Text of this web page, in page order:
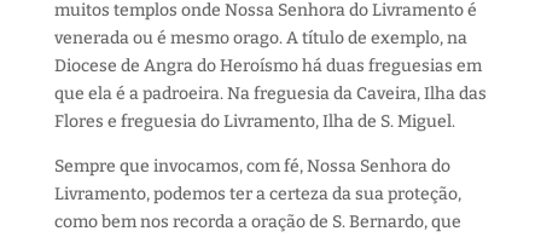
muitos templos onde Nossa Senhora do Livramento é
venerada ou é mesmo orago. A título de exemplo, na
Diocese de Angra do Heroísmo há duas freguesias em
que ela é a padroeira. Na freguesia da Caveira, Ilha das
Flores e freguesia do Livramento, Ilha de S. Miguel.
Sempre que invocamos, com fé, Nossa Senhora do
Livramento, podemos ter a certeza da sua proteção,
como bem nos recorda a oração de S. Bernardo, que